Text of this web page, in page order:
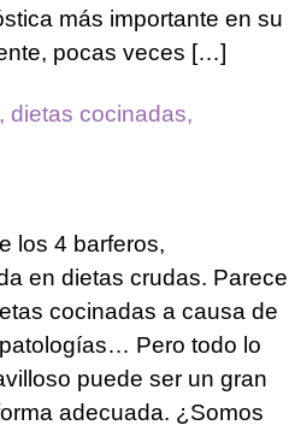
más importante en su
pocas veces […]
dietas cocinadas,
los 4 barferos,
en dietas crudas. Parece
cocinadas a causa de
Pero todo lo
puede ser un gran
adecuada. ¿Somos